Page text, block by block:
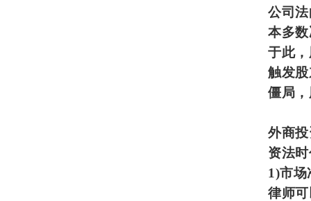
公司
本多
于此
触发
僵局
外商
资法
1)市场
律师